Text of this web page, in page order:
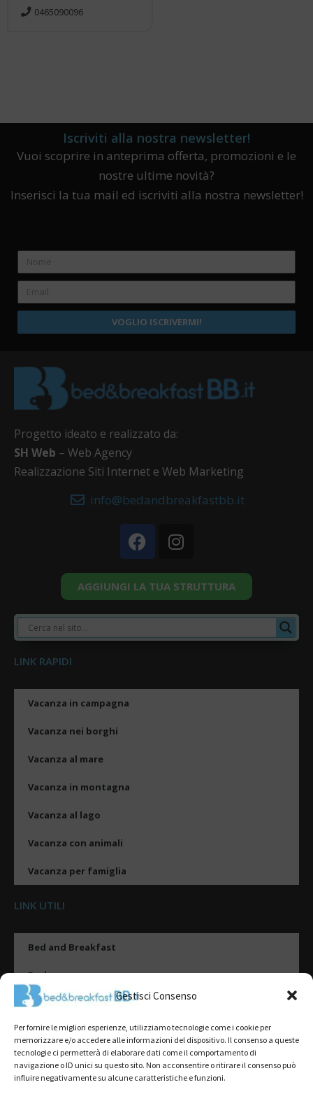
Gestisci Consenso
Per fornire le migliori esperienze, utilizziamo tecnologie come i cookie per
memorizzare e/o accedere alle informazioni del dispositivo. Il consenso a queste
tecnologie ci permetterà di elaborare dati come il comportamento di
navigazione o ID unici su questo sito. Non acconsentire o ritirare il consenso può
influire negativamente su alcune caratteristiche e funzioni.
0465090096
Iscriviti alla nostra newsletter!
Vuoi scoprire in anteprima offerta, promozioni e le
nostre ultime novità?
Inserisci la tua mail ed iscriviti alla nostra newsletter!
VOGLIO ISCRIVERMI!
Progetto ideato e realizzato da:
SH Web – Web Agency
Realizzazione Siti Internet e Web Marketing
info@bedandbreakfastbb.it
AGGIUNGI LA TUA STRUTTURA
LINK RAPIDI
Vacanza in campagna
Vacanza nei borghi
Vacanza al mare
Vacanza in montagna
Vacanza al lago
Vacanza con animali
Vacanza per famiglia
LINK UTILI
Bed and Breakfast
Esplora
Tipologie di alloggio
Destinazioni
Il mio account